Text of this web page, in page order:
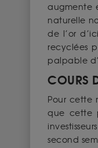
augmente
naturelle
de l’or
recyclées
palpable
COURS
Pour cette
que cette
second